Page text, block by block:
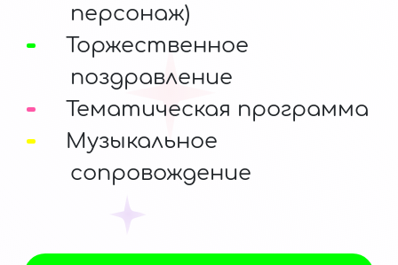
персонаж)
Торжественное
поздравление
Тематическая программа
Музыкальное
сопровождение